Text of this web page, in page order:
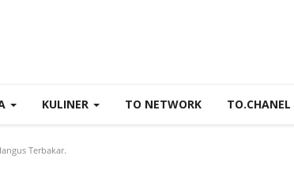
KULINER TO NETWORK TO.CHANEL
Terbakar.